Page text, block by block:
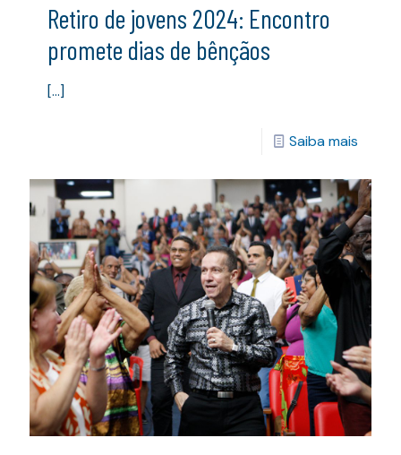
Retiro de jovens 2024: Encontro
promete dias de bênçãos
[…]
Saiba mais